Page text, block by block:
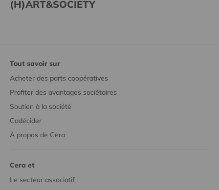
(H)ART&SOCIETY
Tout savoir sur
Acheter des parts coopératives
Profiter des avantages sociétaires
Soutien à la société
Codécider
À propos de Cera
Cera et
Le secteur associatif